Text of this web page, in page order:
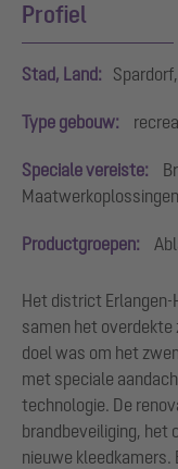
Profiel
Stad, Land:
Type gebouw:
Speciale vereiste:
Maatwerkoplossingen
Productgroepen:
Het district Erlangen-
samen het overdekte
doel was om het
met speciale
technologie. De
brandbeveiliging, het
nieuwe kleedkamers.